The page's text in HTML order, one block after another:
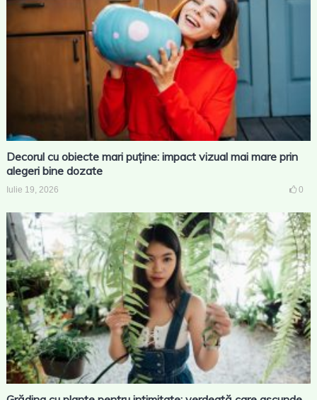
Decorul cu obiecte mari puține: impact vizual mai mare prin
alegeri bine dozate
Iulie 19, 2026 0